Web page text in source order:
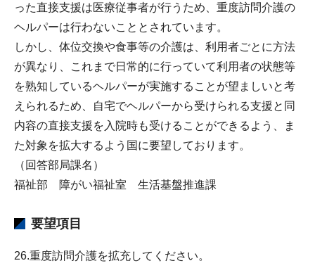
った直接支援は医療従事者が行うため、重度訪問介護の
ヘルパーは行わないこととされています。
しかし、体位交換や食事等の介護は、利用者ごとに方法
が異なり、これまで日常的に行っていて利用者の状態等
を熟知しているヘルパーが実施することが望ましいと考
えられるため、自宅でヘルパーから受けられる支援と同
内容の直接支援を入院時も受けることができるよう、ま
た対象を拡大するよう国に要望しております。
（回答部局課名）
福祉部 障がい福祉室 生活基盤推進課
要望項目
26.重度訪問介護を拡充してください。